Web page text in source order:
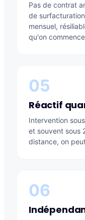
Pas de contrat
de
mensuel,
qu'on
05
Réactif
Intervention
et souvent sous
distance, on
06